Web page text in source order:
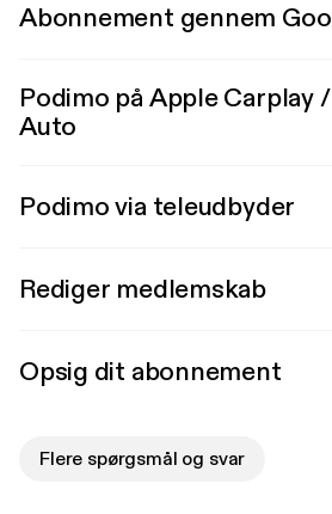
Abonnement gennem
Podimo på Apple Carplay
Auto
Podimo via teleudbyder
Rediger medlemskab
Opsig dit abonnement
Flere spørgsmål og svar